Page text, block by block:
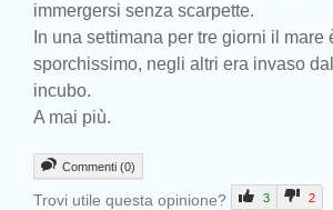
immergersi senza scarpette.
In una settimana per tre giorni il mare
sporchissimo, negli altri era invaso
incubo.
A mai più.
Commenti (0)
Trovi utile questa opinione? 3 2